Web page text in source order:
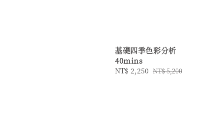
基礎四季色彩分析
40mins
Sale
NT$ 2,250 Regular
NT$ 5,200